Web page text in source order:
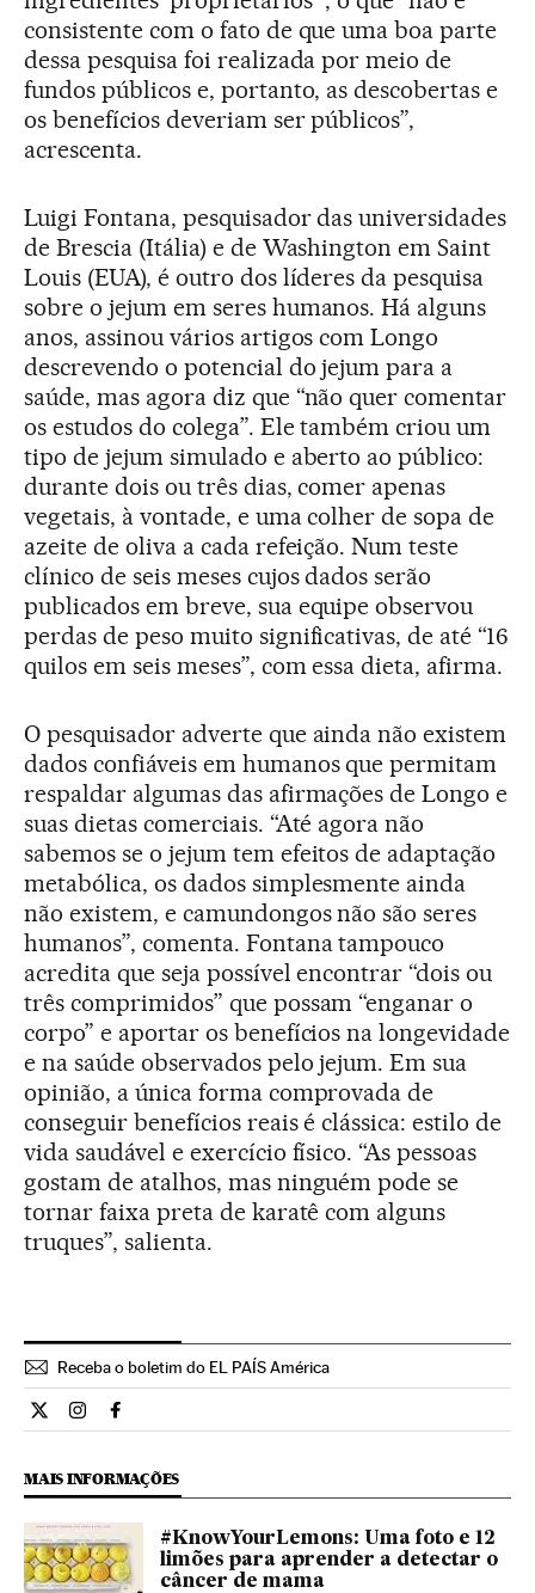
consistente com o fato de que uma boa parte
dessa pesquisa foi realizada por meio de
fundos públicos e, portanto, as descobertas e
os benefícios deveriam ser públicos”,
acrescenta.
Luigi Fontana, pesquisador das universidades
de Brescia (Itália) e de Washington em Saint
Louis (EUA), é outro dos líderes da pesquisa
sobre o jejum em seres humanos. Há alguns
anos, assinou vários artigos com Longo
descrevendo o potencial do jejum para a
saúde, mas agora diz que “não quer comentar
os estudos do colega”. Ele também criou um
tipo de jejum simulado e aberto ao público:
durante dois ou três dias, comer apenas
vegetais, à vontade, e uma colher de sopa de
azeite de oliva a cada refeição. Num teste
clínico de seis meses cujos dados serão
publicados em breve, sua equipe observou
perdas de peso muito significativas, de até “16
quilos em seis meses”, com essa dieta, afirma.
O pesquisador adverte que ainda não existem
dados confiáveis em humanos que permitam
respaldar algumas das afirmações de Longo e
suas dietas comerciais. “Até agora não
sabemos se o jejum tem efeitos de adaptação
metabólica, os dados simplesmente ainda
não existem, e camundongos não são seres
humanos”, comenta. Fontana tampouco
acredita que seja possível encontrar “dois ou
três comprimidos” que possam “enganar o
corpo” e aportar os benefícios na longevidade
e na saúde observados pelo jejum. Em sua
opinião, a única forma comprovada de
conseguir benefícios reais é clássica: estilo de
vida saudável e exercício físico. “As pessoas
gostam de atalhos, mas ninguém pode se
tornar faixa preta de karatê com alguns
truques”, salienta.
Receba o boletim do EL PAÍS América
Ciencia El País Brasil en Twitter
Ciencia El País Brasil en Instagram
Ciencia El País Brasil en Facebook
MAIS INFORMAÇÕES
#KnowYourLemons: Uma foto e 12
limões para aprender a detectar o
câncer de mama